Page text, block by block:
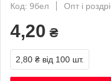
Код: 9бел
Опт і
4,20 ₴
2,80 ₴ від 100 шт.